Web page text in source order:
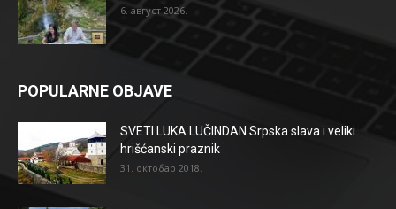
6. август 2026.
POPULARNE OBJAVE
SVETI LUKA LUČINDAN Srpska slava i veliki
hrišćanski praznik
31. октобар 2018.